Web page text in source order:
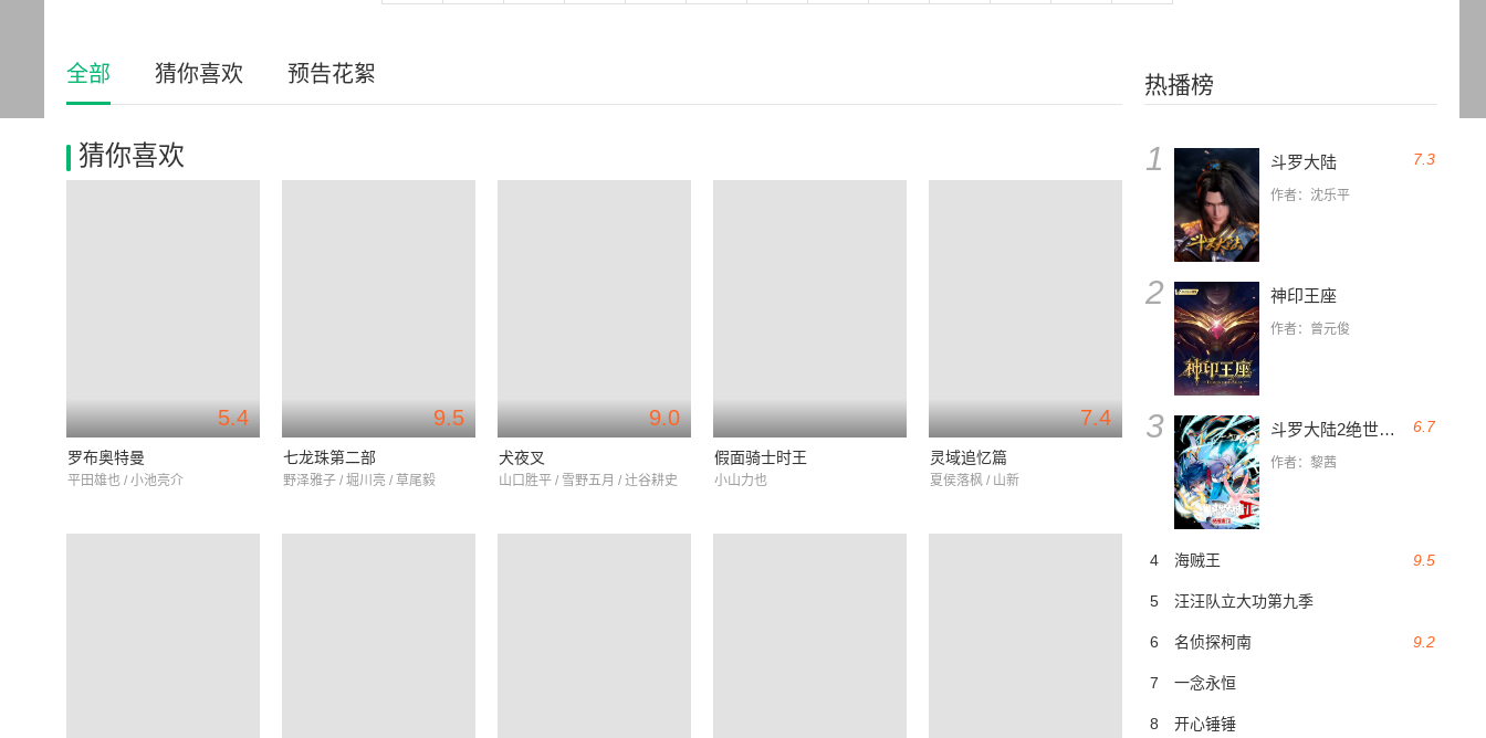
热播榜
7.3
1 斗罗大陆
作者：沈乐平
2 神印王座
作者：曾元俊
6.7
3 斗罗大陆2绝世唐门
作者：黎茜
9.5
4 海贼王
5 汪汪队立大功第九季
9.2
6 名侦探柯南
7 一念永恒
8 开心锤锤
全部 猜你喜欢 预告花絮
猜你喜欢
5.4
罗布奥特曼
平田雄也 / 小池亮介
9.5
七龙珠第二部
野泽雅子 / 堀川亮 / 草尾毅
9.0
犬夜叉
山口胜平 / 雪野五月 / 辻谷耕史
假面骑士时王
小山力也
7.4
灵域追忆篇
夏侯落枫 / 山新